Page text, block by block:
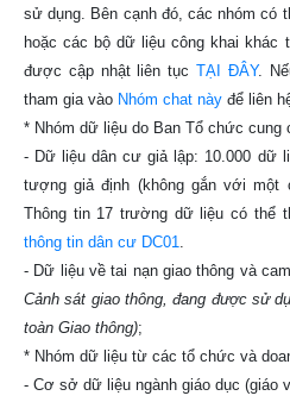
sử dụng. Bên cạnh đó, các nhóm có
hoặc các bộ dữ liệu công khai khác
được cập nhật liên tục TẠI ĐÂY.
tham gia vào Nhóm chat này để liên
* Nhóm dữ liệu do Ban Tổ chức cung
- Dữ liệu dân cư giả lập: 10.000 dữ
tượng giả định (không gắn với một
Thông tin 17 trường dữ liệu có thể
thông tin dân cư DC01.
- Dữ liệu về tai nạn giao thông và
Cảnh sát giao thông, đang được sử
toàn Giao thông);
* Nhóm dữ liệu từ các tổ chức và
- Cơ sở dữ liệu ngành giáo dục (giáo